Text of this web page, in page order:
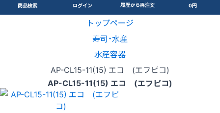
商品検索 ログイン 履歴から再注文
0円
トップページ
寿司・水産
水産容器
AP-CL15-11(15) エコ (エフピコ)
AP-CL15-11(15) エコ (エフピコ)